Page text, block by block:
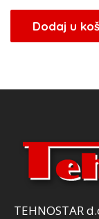
je:
Dodaj u
TEHNOSTAR